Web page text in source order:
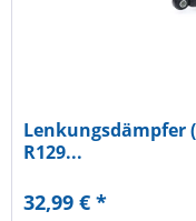
Lenkungsdämpfer
R129...
32,99 € *